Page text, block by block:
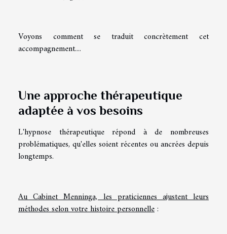
Voyons comment se traduit concrètement cet
accompagnement....
Une approche thérapeutique
adaptée à vos besoins
L'hypnose thérapeutique répond à de nombreuses
problématiques, qu'elles soient récentes ou ancrées depuis
longtemps.
Au Cabinet Menninga, les praticiennes ajustent leurs
méthodes selon votre histoire personnelle: